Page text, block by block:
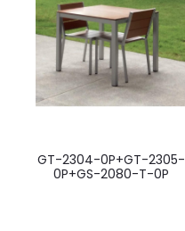
GT-2304-0P+GT-2305-
0P+GS-2080-T-0P